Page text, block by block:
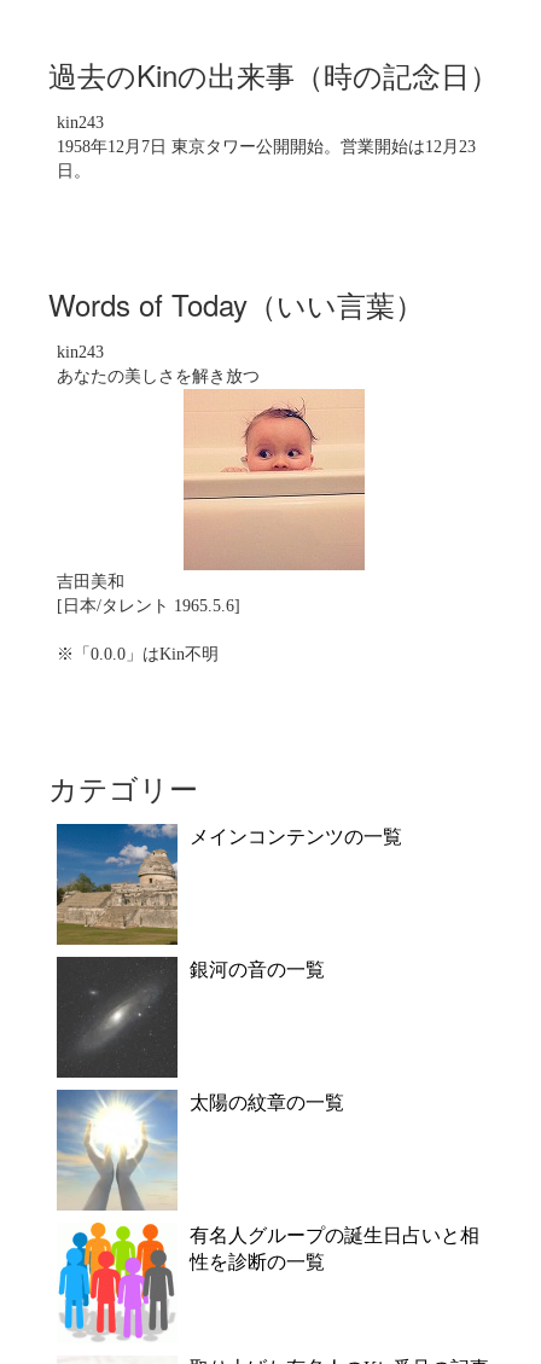
過去のKinの出来事（時の記念日）
kin243
1958年12月7日 東京タワー公開開始。営業開始は12月23
日。
Words of Today（いい言葉）
kin243
あなたの美しさを解き放つ
吉田美和
[日本/タレント 1965.5.6]
※「0.0.0」はKin不明
カテゴリー
メインコンテンツの一覧
銀河の音の一覧
太陽の紋章の一覧
有名人グループの誕生日占いと相
性を診断の一覧